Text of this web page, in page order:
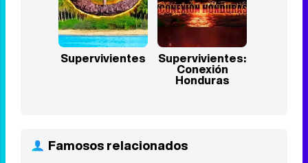
Supervivientes Supervivientes:
Conexión
Honduras
Famosos relacionados